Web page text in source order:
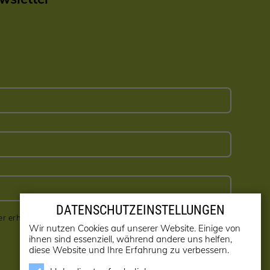
erhalten! (kann jederzeit abbestellt werden)
DATENSCHUTZEINSTELLUNGEN
Wir nutzen Cookies auf unserer Website. Einige von
ihnen sind essenziell, während andere uns helfen,
diese Website und Ihre Erfahrung zu verbessern.